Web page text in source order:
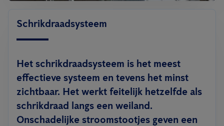
Schrikdraadsysteem
Het schrikdraadsysteem is het meest
effectieve systeem en tevens het minst
zichtbaar. Het werkt feitelijk hetzelfde als
schrikdraad langs een weiland.
Onschadelijke stroomstootjes geven een